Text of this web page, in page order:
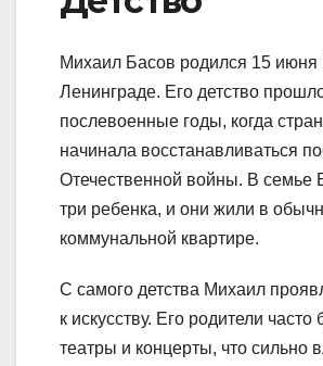
Михаил Басов родился 15 июня
Ленинграде. Его детство
послевоенные годы, когда
начинала восстанавливаться
Отечественной войны. В семье
три ребенка, и они жили в
коммунальной квартире.
С самого детства Михаил
к искусству. Его родители часто
театры и концерты, что сильно